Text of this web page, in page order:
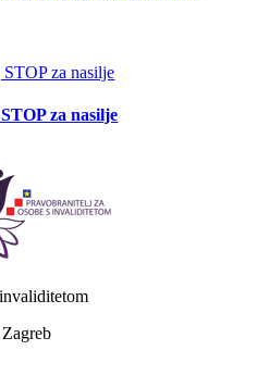
za nasilje